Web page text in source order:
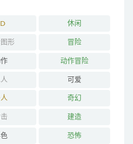
休闲
形 冒险
动作冒险
可爱
奇幻
建造
恐怖